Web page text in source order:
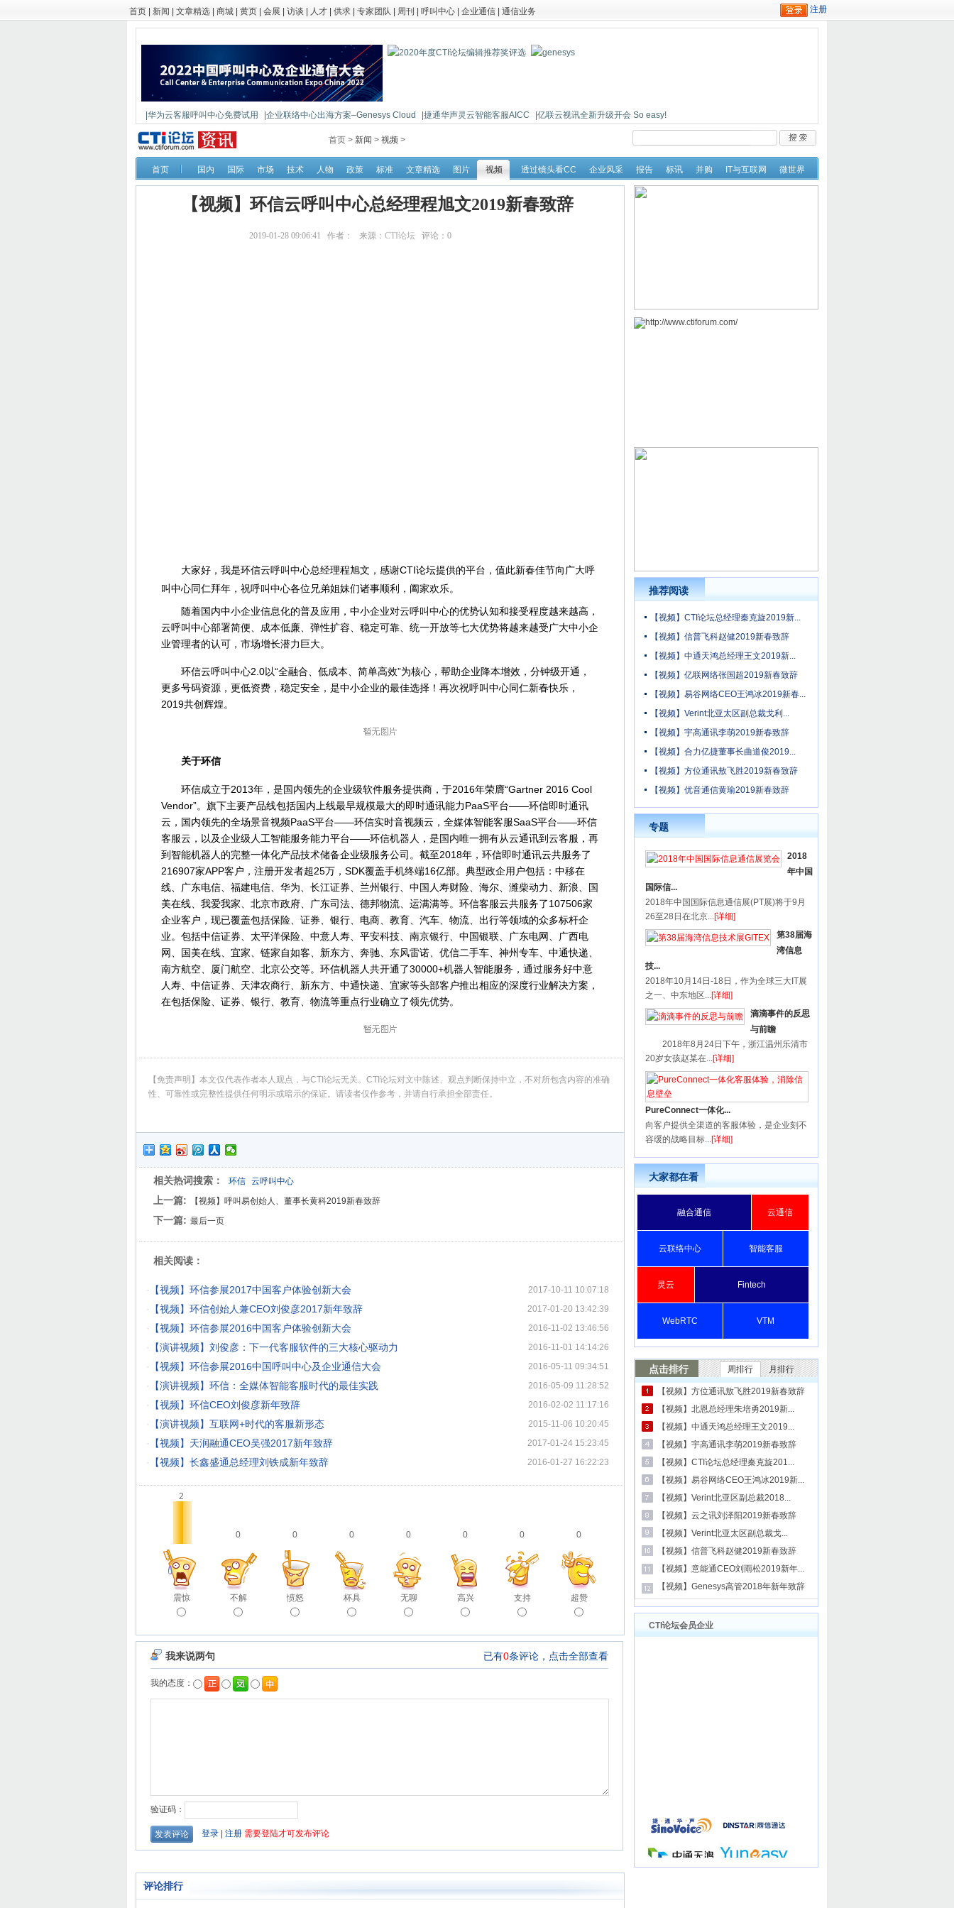
首页 新闻 文章精选 商城 黄页 会展 访谈 人才 供求 专家团队 周刊 呼叫中心 企业通信 通信业务
|华为云客服呼叫中心免费试用 |企业联络中心出海方案–Genesys Cloud |捷通华声灵云智能客服AICC
|亿联云视讯全新升级开会 So easy!
|鼎信通达新一代语音网关DAG1000-4S
首页 > 新闻 > 视频 >
首页 国内 国际 市场 技术 人物 政策 标准 文章精选 图片 视频 透过镜头看CC 企业风采 报告 标讯 并购 IT与互联网 微世界
【视频】环信云呼叫中心总经理程旭文2019新春致辞
2019-01-28 09:06:41 作者： 来源： CTI论坛 评论： 0
大家好，我是环信云呼叫中心总经理程旭文，感谢CTI论坛提供的平台，值此新春佳节向广大呼
叫中心同仁拜年，祝呼叫中心各位兄弟姐妹们诸事顺利，阖家欢乐。
随着国内中小企业信息化的普及应用，中小企业对云呼叫中心的优势认知和接受程度越来越高，
云呼叫中心部署简便、成本低廉、弹性扩容、稳定可靠、统一开放等七大优势将越来越受广大中小企
业管理者的认可，市场增长潜力巨大。
环信云呼叫中心2.0以“全融合、低成本、简单高效”为核心，帮助企业降本增效，分钟级开通，
更多号码资源，更低资费，稳定安全，是中小企业的最佳选择！再次祝呼叫中心同仁新春快乐，
2019共创辉煌。
关于环信
环信成立于2013年，是国内领先的企业级软件服务提供商，于2016年荣膺“Gartner 2016 Cool
Vendor”。旗下主要产品线包括国内上线最早规模最大的即时通讯能力PaaS平台——环信即时通讯
云，国内领先的全场景音视频PaaS平台——环信实时音视频云，全媒体智能客服SaaS平台——环信
客服云，以及企业级人工智能服务能力平台——环信机器人，是国内唯一拥有从云通讯到云客服，再
到智能机器人的完整一体化产品技术储备企业级服务公司。截至2018年，环信即时通讯云共服务了
216907家APP客户，注册开发者超25万，SDK覆盖手机终端16亿部。典型政企用户包括：中移在
线、广东电信、福建电信、华为、长江证券、兰州银行、中国人寿财险、海尔、潍柴动力、新浪、国
美在线、我爱我家、北京市政府、广东司法、德邦物流、运满满等。环信客服云共服务了107506家
企业客户，现已覆盖包括保险、证券、银行、电商、教育、汽车、物流、出行等领域的众多标杆企
业。包括中信证券、太平洋保险、中意人寿、平安科技、南京银行、中国银联、广东电网、广西电
网、国美在线、宜家、链家自如客、新东方、奔驰、东风雷诺、优信二手车、神州专车、中通快递、
南方航空、厦门航空、北京公交等。环信机器人共开通了30000+机器人智能服务，通过服务好中意
人寿、中信证券、天津农商行、新东方、中通快递、宜家等头部客户推出相应的深度行业解决方案，
在包括保险、证券、银行、教育、物流等重点行业确立了领先优势。
【免责声明】本文仅代表作者本人观点，与CTI论坛无关。CTI论坛对文中陈述、观点判断保持中立，不对所包含内容的准确
性、可靠性或完整性提供任何明示或暗示的保证。请读者仅作参考，并请自行承担全部责任。
相关热词搜索： 环信 云呼叫中心
上一篇: 【视频】呼叫易创始人、董事长黄科2019新春致辞
下一篇: 最后一页
相关阅读：
· 【视频】环信参展2017中国客户体验创新大会 2017-10-11 10:07:18
· 【视频】环信创始人兼CEO刘俊彦2017新年致辞 2017-01-20 13:42:39
· 【视频】环信参展2016中国客户体验创新大会 2016-11-02 13:46:56
· 【演讲视频】刘俊彦：下一代客服软件的三大核心驱动力 2016-11-01 14:14:26
· 【视频】环信参展2016中国呼叫中心及企业通信大会 2016-05-11 09:34:51
· 【演讲视频】环信：全媒体智能客服时代的最佳实践 2016-05-09 11:28:52
· 【视频】环信CEO刘俊彦新年致辞 2016-02-02 11:17:16
· 【演讲视频】互联网+时代的客服新形态 2015-11-06 10:20:45
· 【视频】天润融通CEO吴强2017新年致辞 2017-01-24 15:23:45
· 【视频】长鑫盛通总经理刘铁成新年致辞 2016-01-27 16:22:23
2
震惊
0
不解
0
愤怒
0
杯具
0
无聊
0
高兴
0
支持
0
超赞
评论排行
推荐阅读
【视频】CTI论坛总经理秦克旋2019新...
【视频】信普飞科赵健2019新春致辞
【视频】中通天鸿总经理王文2019新...
【视频】亿联网络张国超2019新春致辞
【视频】易谷网络CEO王鸿冰2019新春...
【视频】Verint北亚太区副总裁戈利...
【视频】宇高通讯李萌2019新春致辞
【视频】合力亿捷董事长曲道俊2019...
【视频】方位通讯敖飞胜2019新春致辞
【视频】优音通信黄瑜2019新春致辞
专题
2018
年中国
国际信...
2018年中国国际信息通信展(PT展)将于9月
26至28日在北京...[详细]
第38届海
湾信息
技...
2018年10月14日-18日，作为全球三大IT展
之一、中东地区...[详细]
滴滴事件的反思
与前瞻
2018年8月24日下午，浙江温州乐清市
20岁女孩赵某在...[详细]
PureConnect一体化...
向客户提供全渠道的客服体验，是企业刻不
容缓的战略目标...[详细]
大家都在看
融合通信 云通信
云联络中心 智能客服
灵云 Fintech
WebRTC VTM
点击排行 周排行 月排行
【视频】方位通讯敖飞胜2019新春致辞
【视频】北恩总经理朱培勇2019新...
【视频】中通天鸿总经理王文2019...
【视频】宇高通讯李萌2019新春致辞
【视频】CTI论坛总经理秦克旋201...
【视频】易谷网络CEO王鸿冰2019新...
【视频】Verint北亚区副总裁2018...
【视频】云之讯刘泽阳2019新春致辞
【视频】Verint北亚太区副总裁戈...
【视频】信普飞科赵健2019新春致辞
【视频】意能通CEO刘雨松2019新年...
【视频】Genesys高管2018年新年致辞
CTI论坛会员企业